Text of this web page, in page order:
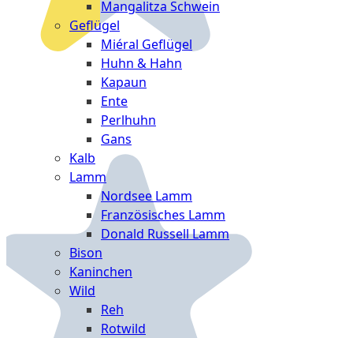
Mangalitza Schwein
Geflügel
Miéral Geflügel
Huhn & Hahn
Kapaun
Ente
Perlhuhn
Gans
Kalb
Lamm
Nordsee Lamm
Französisches Lamm
Donald Russell Lamm
Bison
Kaninchen
Wild
Reh
Rotwild